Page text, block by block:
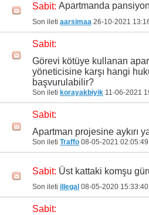
Sabit: Apartmanda
Son ileti aarsimaa 26-10-2021
Sabit:
Görevi kötüye kullanan
yöneticisine karşı hangi
başvurulabilir?
Son ileti korayakbiyik 11-06-2021
Sabit:
Apartman projesine aykırı
Son ileti Traffo 08-05-2021 02:05:49
Sabit: Üst kattaki komşu
Son ileti illegal 08-05-2020 15:33:40
Sabit: